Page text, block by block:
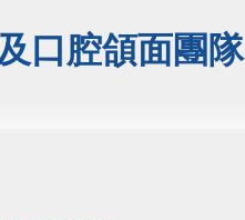
口腔頜面團隊